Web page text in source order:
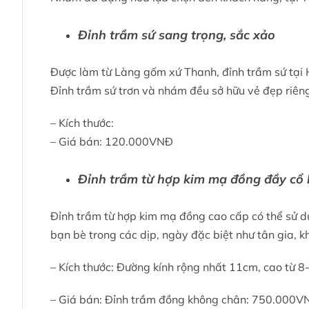
Đỉnh trầm sứ sang trọng, sắc xảo
Được làm từ Làng gốm xứ Thanh, đỉnh trầm sứ
Đỉnh trầm sứ trơn và nhám đều sở hữu vẻ đẹp
– Kích thước:
– Giá bán: 120.000VNĐ
Đỉnh trầm từ hợp kim mạ đồng đầy cổ
Đỉnh trầm từ hợp kim mạ đồng cao cấp có thể sử
bạn bè trong các dịp, ngày đặc biệt như tân gia,
– Kích thước: Đường kính rộng nhất 11cm, cao từ
– Giá bán: Đỉnh trầm đồng không chân: